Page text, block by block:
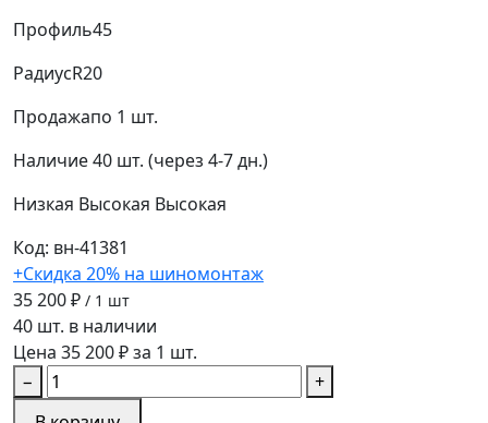
Профиль45
РадиусR20
Продажапо 1 шт.
Наличие40 шт. (через 4-7 дн.)
Низкая Высокая Высокая
Код: вн-41381
+Скидка 20% на шиномонтаж
35 200 ₽ / 1 шт
40 шт. в наличии
Цена 35 200 ₽ за 1 шт.
−
+